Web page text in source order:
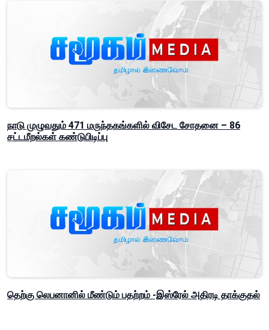
நாடு முழுவதும் 471 மருந்தகங்களில் விசேட சோதனை – 86
சட்டமீறல்கள் கண்டுபிடிப்பு
தெற்கு லெபனானில் மீண்டும் பதற்றம் -இஸ்ரேல் அதிரடி தாக்குதல்